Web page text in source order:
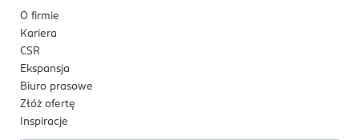
O firmie
Kariera
CSR
Ekspansja
Biuro prasowe
Złóż ofertę
Inspiracje